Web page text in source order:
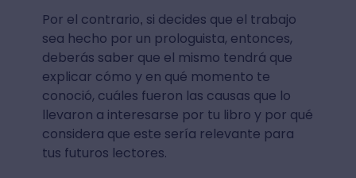
Por el contrario, si decides que el trabajo
sea hecho por un prologuista, entonces,
deberás saber que el mismo tendrá que
explicar cómo y en qué momento te
conoció, cuáles fueron las causas que lo
llevaron a interesarse por tu libro y por qué
considera que este sería relevante para
tus futuros lectores.